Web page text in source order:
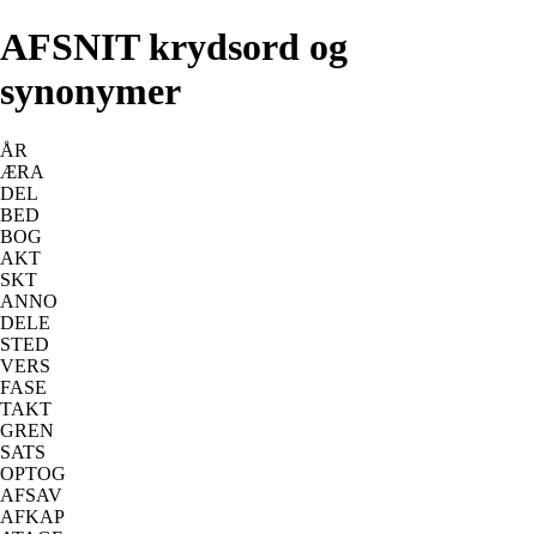
AFSNIT krydsord og
synonymer
ÅR
ÆRA
DEL
BED
BOG
AKT
SKT
ANNO
DELE
STED
VERS
FASE
TAKT
GREN
SATS
OPTOG
AFSAV
AFKAP